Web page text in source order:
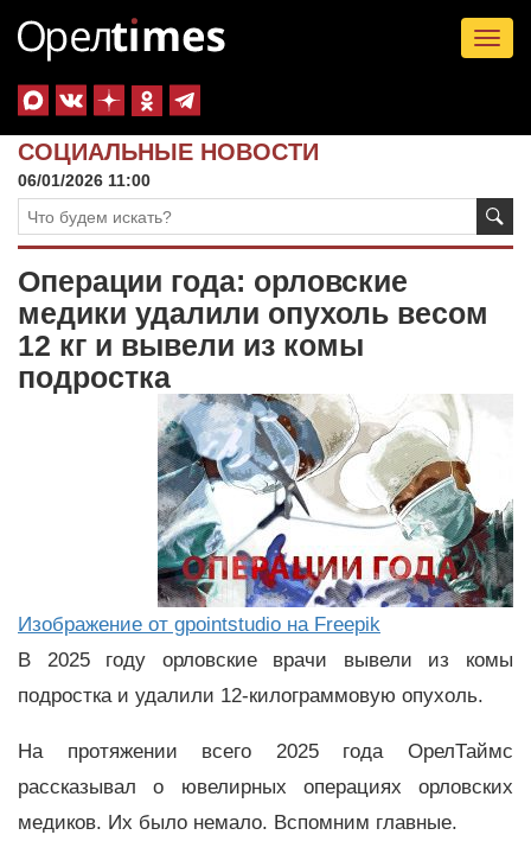
СОЦИАЛЬНЫЕ НОВОСТИ
06/01/2026 11:00
Операции года: орловские
медики удалили опухоль весом
12 кг и вывели из комы
подростка
Изображение от gpointstudio на Freepik
В 2025 году орловские врачи вывели из комы
подростка и удалили 12-килограммовую опухоль.
На протяжении всего 2025 года ОрелТаймс
рассказывал о ювелирных операциях орловских
медиков. Их было немало. Вспомним главные.